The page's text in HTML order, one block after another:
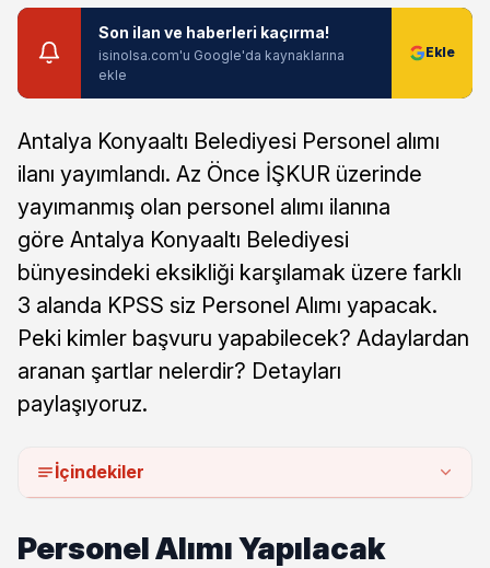
Son ilan ve haberleri kaçırma!
isinolsa.com'u Google'da kaynaklarına
ekle
Antalya Konyaaltı Belediyesi Personel alımı
ilanı yayımlandı. Az Önce İŞKUR üzerinde
yayımanmış olan personel alımı ilanına
göre Antalya Konyaaltı Belediyesi
bünyesindeki eksikliği karşılamak üzere farklı
3 alanda KPSS siz Personel Alımı yapacak.
Peki kimler başvuru yapabilecek? Adaylardan
aranan şartlar nelerdir? Detayları
paylaşıyoruz.
İçindekiler
Personel Alımı Yapılacak